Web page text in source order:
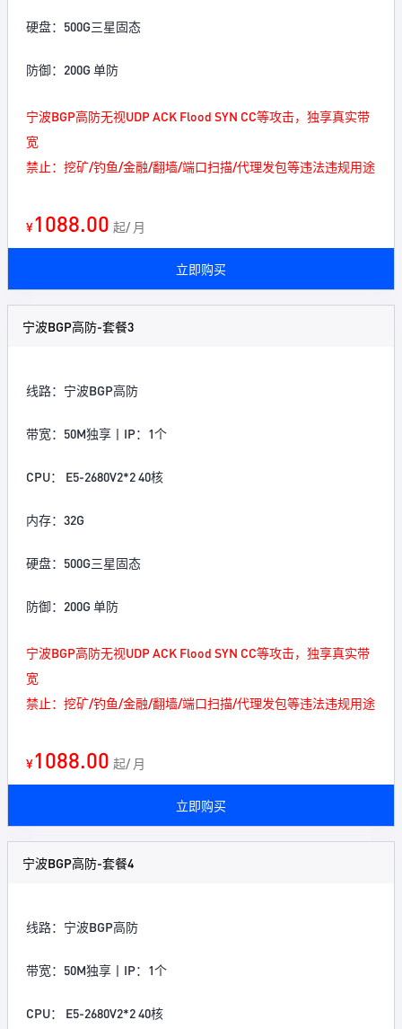
硬盘：500G三星固态
防御：200G 单防
宁波BGP高防无视UDP ACK Flood SYN CC等攻击，独享真实带
宽
禁止：挖矿/钓鱼/金融/翻墙/端口扫描/代理发包等违法违规用途
¥1088.00 起/ 月
立即购买
宁波BGP高防-套餐3
线路：宁波BGP高防
带宽：50M独享丨IP：1个
CPU： E5-2680V2*2 40核
内存：32G
硬盘：500G三星固态
防御：200G 单防
宁波BGP高防无视UDP ACK Flood SYN CC等攻击，独享真实带
宽
禁止：挖矿/钓鱼/金融/翻墙/端口扫描/代理发包等违法违规用途
¥1088.00 起/ 月
立即购买
宁波BGP高防-套餐4
线路：宁波BGP高防
带宽：50M独享丨IP：1个
CPU： E5-2680V2*2 40核